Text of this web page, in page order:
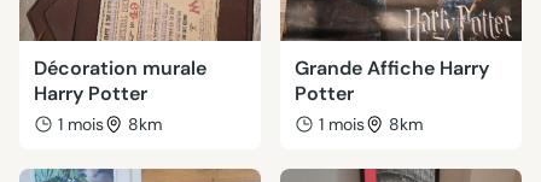
Décoration murale
Harry Potter
1 mois 8km
Grande Affiche Harry
Potter
1 mois 8km